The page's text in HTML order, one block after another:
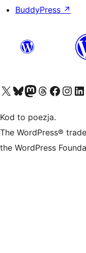
BuddyPress ↗
Odwiedź nasze konto X (dawniej Twitter)
Odwiedź nasze konto Bluesky
Odwiedź nasze konto na
Odwiedź naszego
OdwiedźOdwiedź
Kod to poezja.
The WordPress®
the WordPress